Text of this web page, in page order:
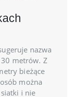
nazwa
metrów. Z
bieżące
można
i nie